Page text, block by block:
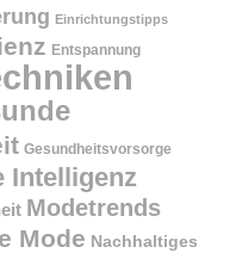
Einrichtungstipps
Entspannung
Gesundheitsvorsorge
Intelligenz
Modetrends
Mode Nachhaltiges